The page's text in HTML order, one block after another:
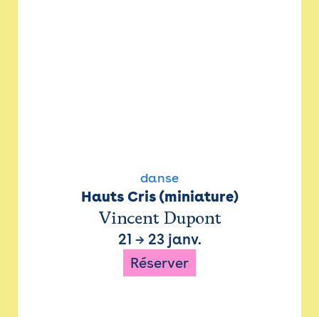
danse
Hauts Cris (miniature)
Vincent Dupont
21 → 23 janv.
Réserver